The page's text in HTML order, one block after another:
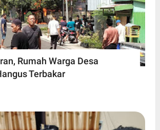
Rumah Warga Desa
Terbakar